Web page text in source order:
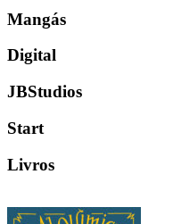
Mangás
Digital
JBStudios
Start
Livros